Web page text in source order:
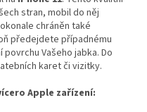
stran, mobil do něj
chráněn také
předejdete případnému
povrchu Vašeho jabka. Do
karet či vizitky.
Apple zařízení: